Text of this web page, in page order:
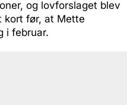
og lovforslaget blev
kort før, at Mette
i februar.